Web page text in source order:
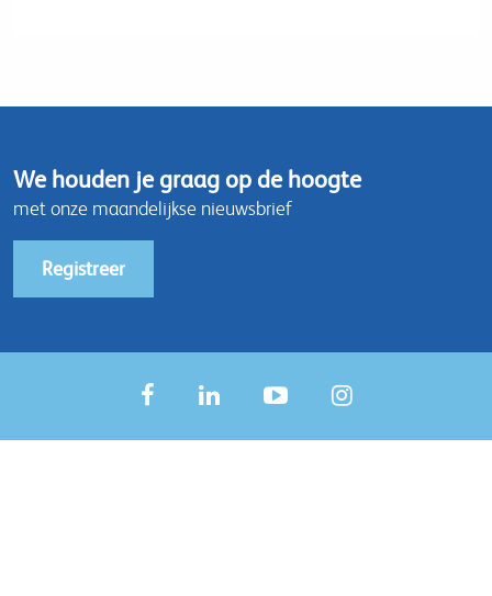
We houden je graag op de hoogte
met onze maandelijkse nieuwsbrief
Registreer